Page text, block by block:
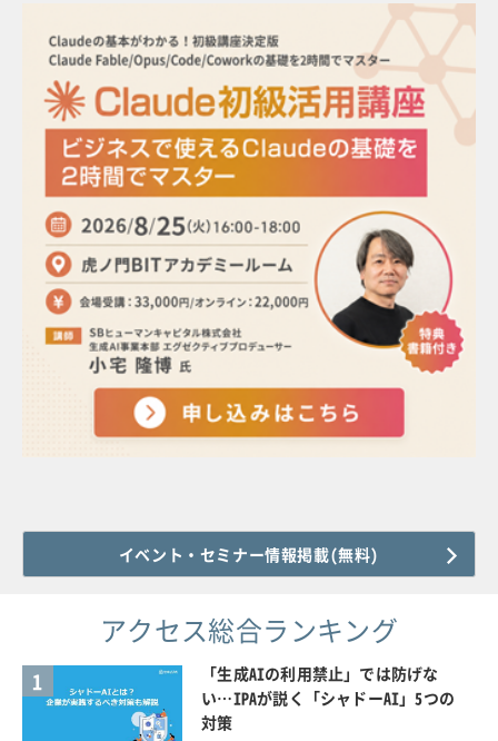
イベント・セミナー情報掲載(無料)
アクセス総合ランキング
1
「生成AIの利用禁止」では防げな
い…IPAが説く「シャドーAI」5つの
対策